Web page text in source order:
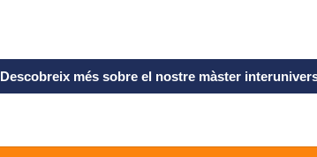
Descobreix més sobre el nostre màster